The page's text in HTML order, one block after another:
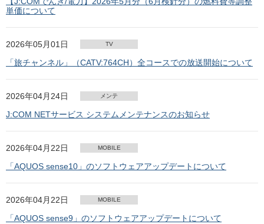
単価について
2026年05月01日 TV
「旅チャンネル」（CATV:764CH）全コースでの放送開始について
2026年04月24日 メンテ
J:COM NETサービス システムメンテナンスのお知らせ
2026年04月22日 MOBILE
「AQUOS sense10」のソフトウェアアップデートについて
2026年04月22日 MOBILE
「AQUOS sense9」のソフトウェアアップデートについて